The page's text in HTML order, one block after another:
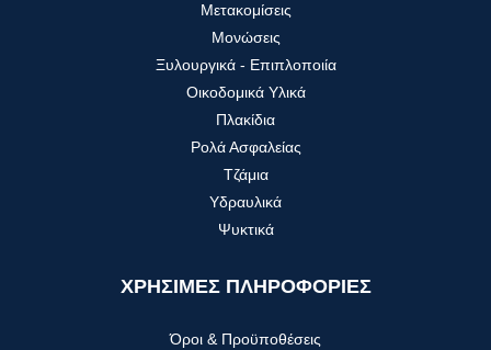
Μετακομίσεις
Μονώσεις
Ξυλουργικά - Επιπλοποιία
Οικοδομικά Υλικά
Πλακίδια
Ρολά Ασφαλείας
Τζάμια
Υδραυλικά
Ψυκτικά
ΧΡΗΣΙΜΕΣ ΠΛΗΡΟΦΟΡΙΕΣ
Όροι & Προϋποθέσεις